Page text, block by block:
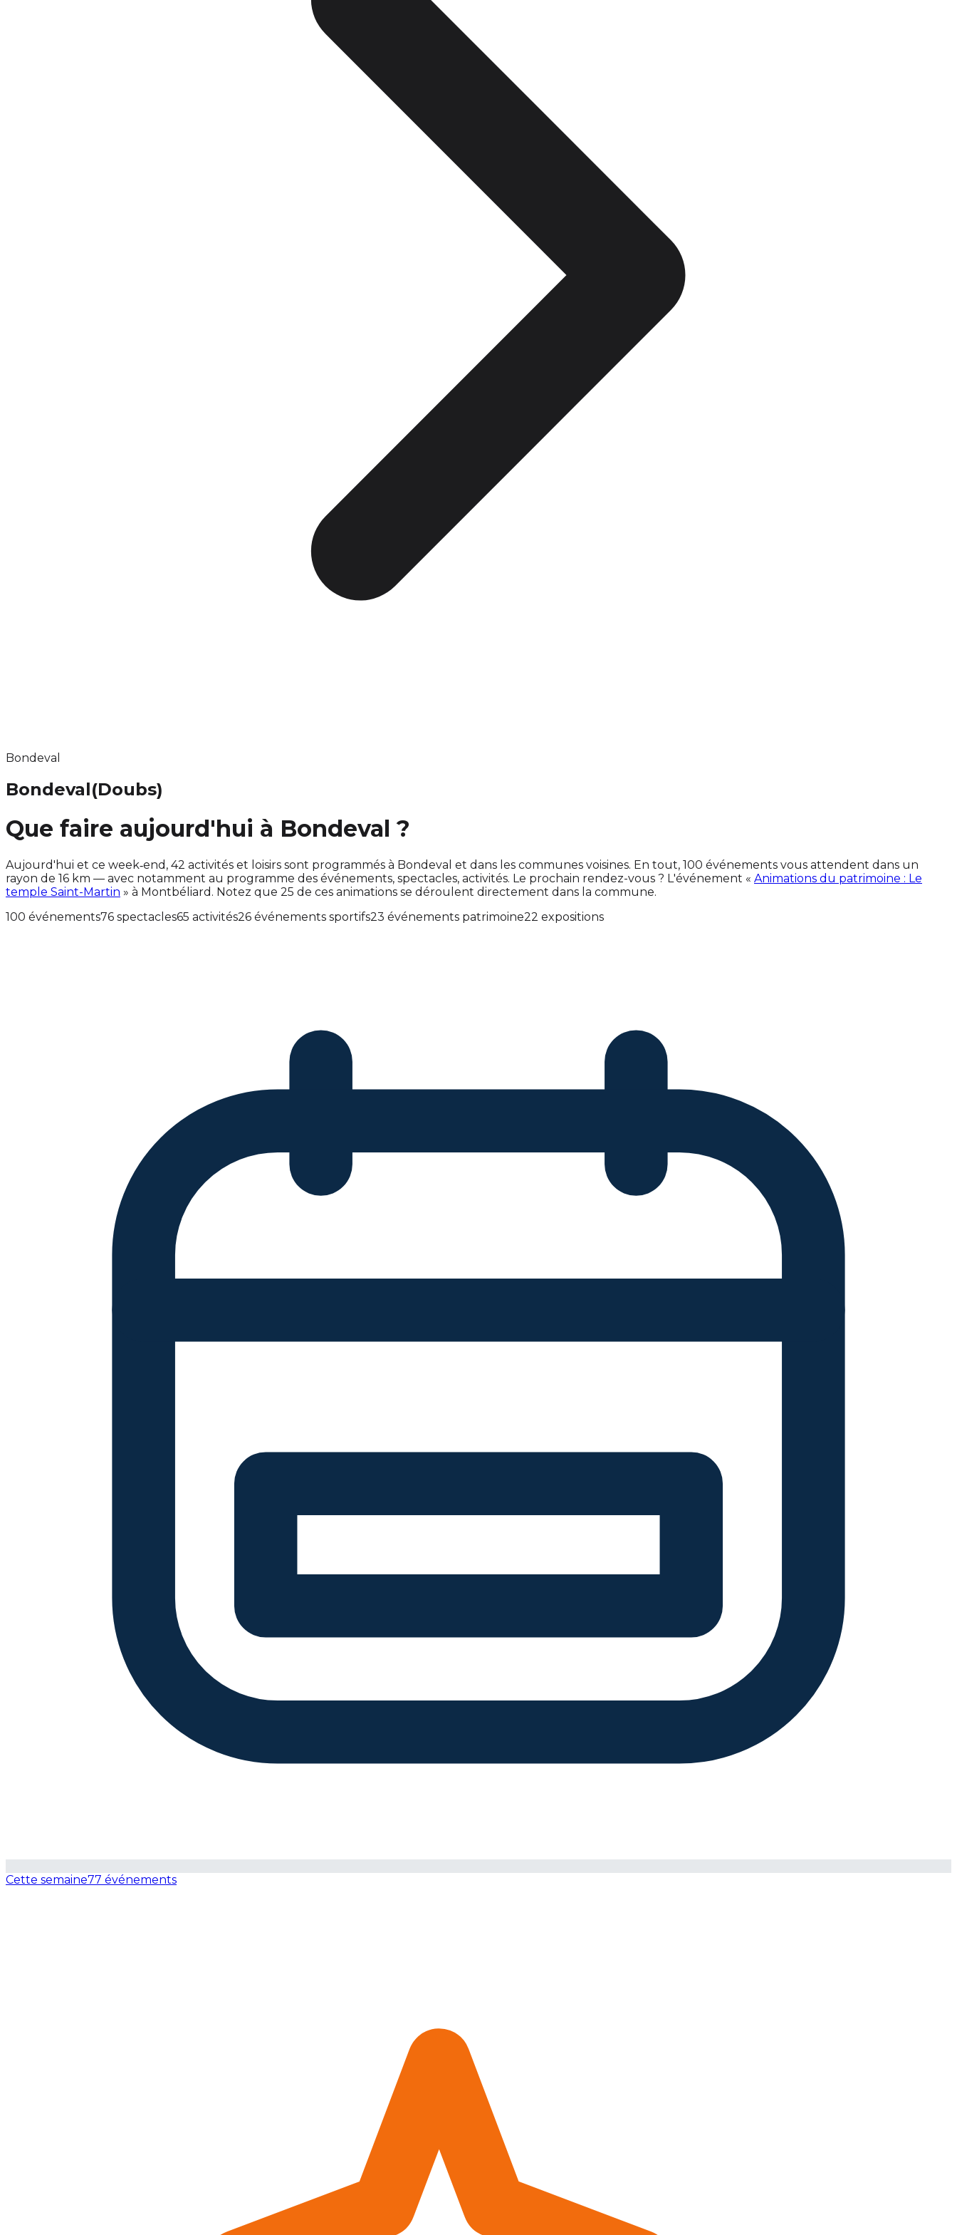
Bondeval
Bondeval(Doubs)
Que faire aujourd'hui à Bondeval ?
Aujourd'hui et ce week‑end, 42 activités et loisirs sont programmés à Bondeval et dans les communes voisines. En tout, 100 événements vous attendent dans un
rayon de 16 km — avec notamment au programme des événements, spectacles, activités. Le prochain rendez-vous ? L'événement « Animations du patrimoine : Le
temple Saint-Martin » à Montbéliard. Notez que 25 de ces animations se déroulent directement dans la commune.
100 événements76 spectacles65 activités26 événements sportifs23 événements patrimoine22 expositions
Cette semaine77 événements